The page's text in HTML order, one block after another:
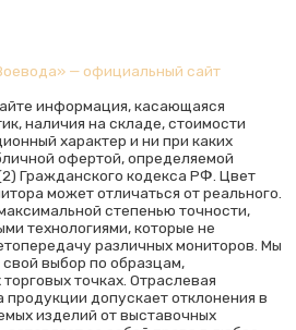
— официальный сайт
информация, касающаяся
наличия на складе, стоимости
характер и ни при каких
офертой, определяемой
Гражданского кодекса РФ. Цвет
может отличаться от реального.
степенью точности,
технологиями, которые не
различных мониторов. Мы
выбор по образцам,
точках. Отраслевая
допускает отклонения в
изделий от выставочных